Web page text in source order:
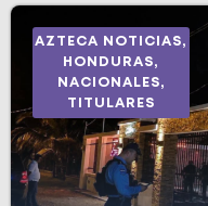
AZTECA NOTICIAS,
HONDURAS,
NACIONALES,
TITULARES